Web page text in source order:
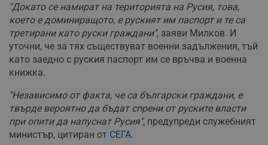
"Докато се намират на територията на Русия, това,
което е доминиращото, е руският им паспорт и те са
третирани като руски граждани'', заяви Милков. И
уточни, че за тях съществуват военни задължения, тъй
като заедно с руския паспорт им се връчва и военна
книжка.
''Независимо от факта, че са български граждани, е
твърде вероятно да бъдат спрени от руските власти
при опити да напуснат Русия", предупреди служебният
министър, цитиран от СЕГА.